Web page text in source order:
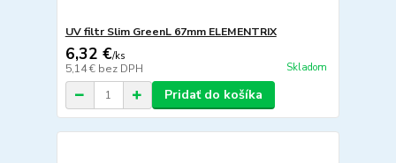
UV filtr Slim GreenL 67mm ELEMENTRIX
6,32 €/ks
5,14 € bez DPH Skladom
Pridať do košíka